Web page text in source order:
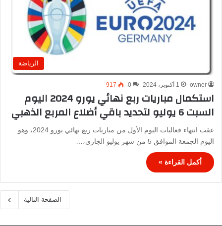
الرياضة
owner 1 أكتوبر، 2024 0
917
استكمال مباريات ربع نهائي يورو 2024 اليوم
السبت 6 يوليو لتحديد باقي أضلاع المربع الذهبي
عقب انتهاء فعاليات اليوم الأول من مباريات ربع نهائي يورو 2024، وهو
اليوم الجمعة الموافق 5 من شهر يوليو الجاري،…
أكمل القراءة »
الصفحة التالية